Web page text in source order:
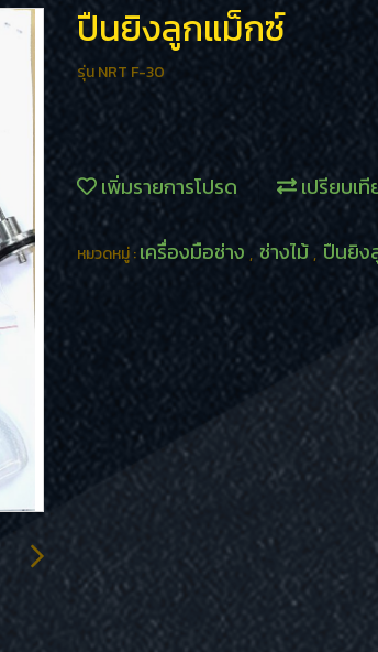
ปืนยิงลูกแม็กซ์
รุ่น NRT F-30
เพิ่มรายการโปรด เปรียบเที
หมวดหมู่ :เครื่องมือช่าง , ช่างไม้ , ปืนยิง